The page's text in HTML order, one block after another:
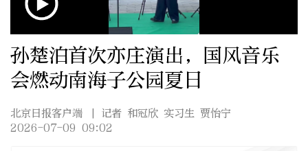
孙楚泊首次亦庄演出，国风音乐
会燃动南海子公园夏日
北京日报客户端
| 记者 和冠欣 实习生 贾怡宁
2026-07-09 09:02